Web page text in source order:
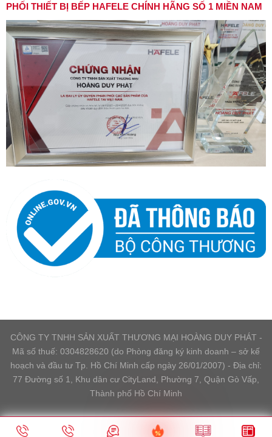
PHỐI THIẾT BỊ BẾP HAFELE CHÍNH HÃNG SỐ 1 MIỀN NAM
CÔNG TY TNHH SẢN XUẤT THƯƠNG MẠI HOÀNG DUY PHÁT -
Mã số thuế: 0304828620 (do Phòng đăng ký kinh doanh – sở kế
hoạch và đầu tư Tp. Hồ Chí Minh cấp ngày 26/01/2007) - Địa chỉ:
77 Đường số 1, Khu dân cư CityLand, Phường 7, Quận Gò Vấp,
Thành phố Hồ Chí Minh